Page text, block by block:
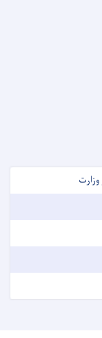
وزارت